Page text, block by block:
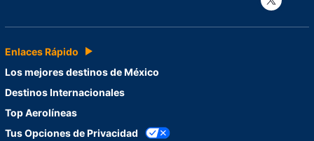
Enlaces Rápido
Los mejores destinos de México
Destinos Internacionales
Top Aerolíneas
Tus Opciones de Privacidad